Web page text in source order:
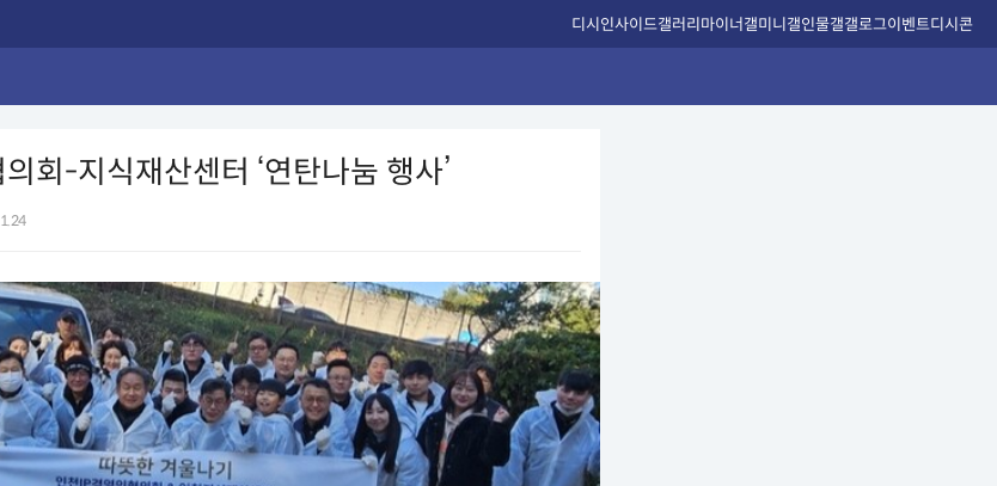
디시인사이드갤러리마이너갤미니갤인물갤갤로그이벤트디시콘
회-지식재산센터 ‘연탄나눔 행사’